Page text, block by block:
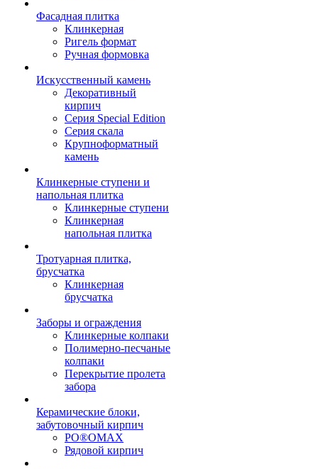
Фасадная плитка
Клинкерная
Ригель формат
Ручная формовка
Искусственный камень
Декоративный
кирпич
Серия Special Edition
Серия скала
Крупноформатный
камень
Клинкерные ступени и
напольная плитка
Клинкерные ступени
Клинкерная
напольная плитка
Тротуарная плитка,
брусчатка
Клинкерная
брусчатка
Заборы и ограждения
Клинкерные колпаки
Полимерно-песчаные
колпаки
Перекрытие пролета
забора
Керамические блоки,
забутовочный кирпич
PO®OMAX
Рядовой кирпич